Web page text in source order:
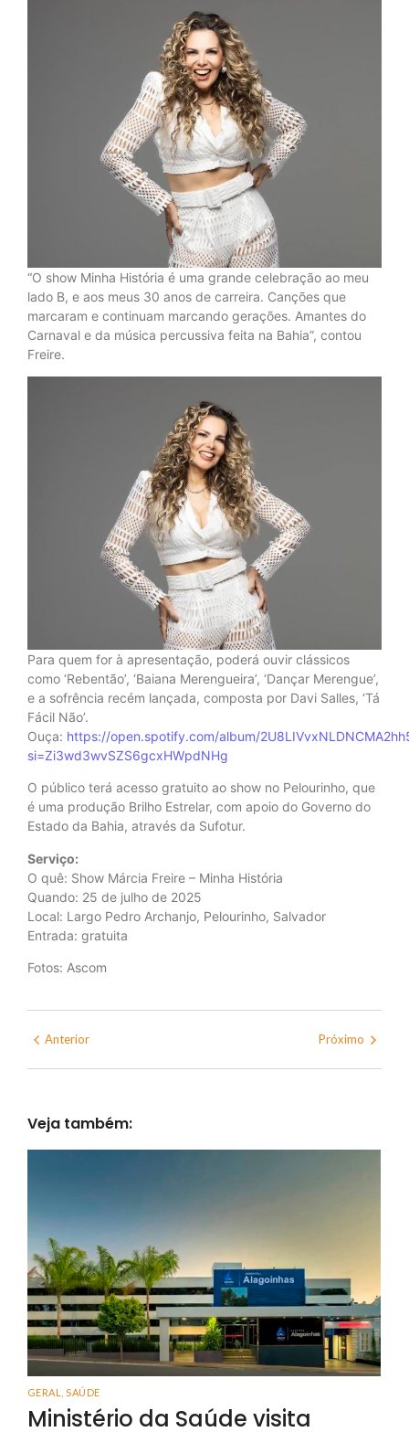
“O show Minha História é uma grande celebração ao meu
lado B, e aos meus 30 anos de carreira. Canções que
marcaram e continuam marcando gerações. Amantes do
Carnaval e da música percussiva feita na Bahia”, contou
Freire.
Para quem for à apresentação, poderá ouvir clássicos
como ‘Rebentão’, ‘Baiana Merengueira’, ‘Dançar Merengue’,
e a sofrência recém lançada, composta por Davi Salles, ‘Tá
Fácil Não’.
Ouça: https://open.spotify.com/album/
si=Zi3wd3wvSZS6gcxHWpdNHg
O público terá acesso gratuito ao show no Pelourinho, que
é uma produção Brilho Estrelar, com apoio do Governo do
Estado da Bahia, através da Sufotur.
Serviço:
O quê: Show Márcia Freire – Minha História
Quando: 25 de julho de 2025
Local: Largo Pedro Archanjo, Pelourinho, Salvador
Entrada: gratuita
Fotos: Ascom
Anterior Próximo
Veja também:
GERAL SAÚDE
Ministério da Saúde visita